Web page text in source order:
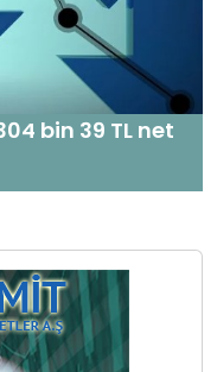
bin 39 TL net